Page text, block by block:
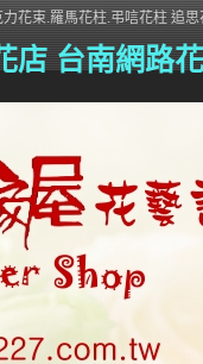
店 台南網路
花束.羅馬花柱.弔唁花柱 追